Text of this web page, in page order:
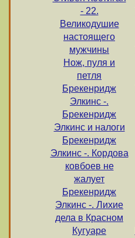
- 22.
Великодушие
настоящего
мужчины
Нож, пуля и
петля
Брекенридж
Элкинс -.
Брекенридж
Элкинс и налоги
Брекенридж
Элкинс -. Кордова
ковбоев не
жалует
Брекенридж
Элкинс -. Лихие
дела в Красном
Кугуаре